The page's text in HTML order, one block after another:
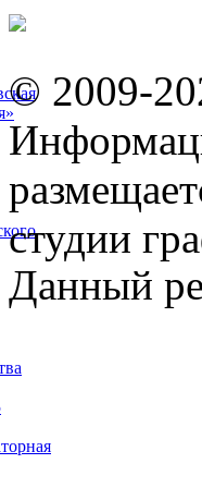
© 2009-
студии
Данный